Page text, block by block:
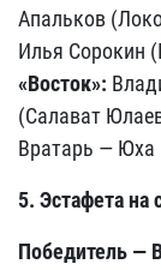
Апальков
Илья Сорокин
«Восток»:
(Салават
Вратарь —
5. Эстафета на
Победитель —